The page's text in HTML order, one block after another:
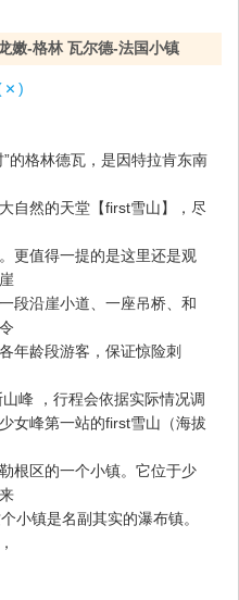
嫩-格林 瓦尔德-法国小镇
)
的格林德瓦，是因特拉肯东南
自然的天堂【first雪山】，尽
更值得一提的是这里还是观
段沿崖小道、一座吊桥、和
年龄段游客，保证惊险刺
峰 ，行程会依据实际情况调
女峰第一站的first雪山（海拔
根区的一个小镇。它位于少
小镇是名副其实的瀑布镇。